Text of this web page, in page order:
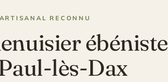
RECONNU
ébéniste
lès-Dax